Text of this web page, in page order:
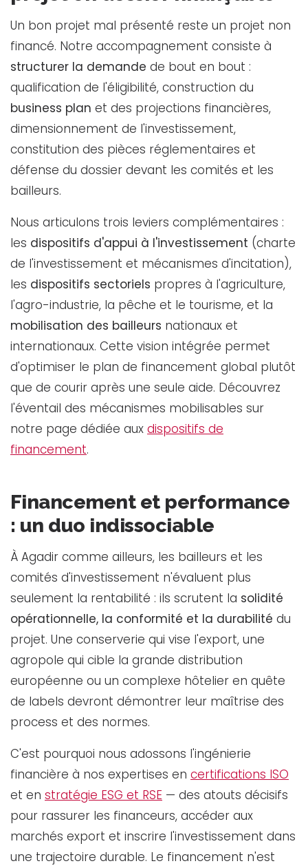
Un bon projet mal présenté reste un projet non
financé. Notre accompagnement consiste à
structurer la demande de bout en bout :
qualification de l'éligibilité, construction du
business plan et des projections financières,
dimensionnement de l'investissement,
constitution des pièces réglementaires et
défense du dossier devant les comités et les
bailleurs.
Nous articulons trois leviers complémentaires :
les dispositifs d'appui à l'investissement (charte
de l'investissement et mécanismes d'incitation),
les dispositifs sectoriels propres à l'agriculture,
l'agro-industrie, la pêche et le tourisme, et la
mobilisation des bailleurs nationaux et
internationaux. Cette vision intégrée permet
d'optimiser le plan de financement global plutôt
que de courir après une seule aide. Découvrez
l'éventail des mécanismes mobilisables sur
notre page dédiée aux dispositifs de
financement.
Financement et performance
: un duo indissociable
À Agadir comme ailleurs, les bailleurs et les
comités d'investissement n'évaluent plus
seulement la rentabilité : ils scrutent la solidité
opérationnelle, la conformité et la durabilité du
projet. Une conserverie qui vise l'export, une
agropole qui cible la grande distribution
européenne ou un complexe hôtelier en quête
de labels devront démontrer leur maîtrise des
process et des normes.
C'est pourquoi nous adossons l'ingénierie
financière à nos expertises en certifications ISO
et en stratégie ESG et RSE — des atouts décisifs
pour rassurer les financeurs, accéder aux
marchés export et inscrire l'investissement dans
une trajectoire durable. Le financement n'est